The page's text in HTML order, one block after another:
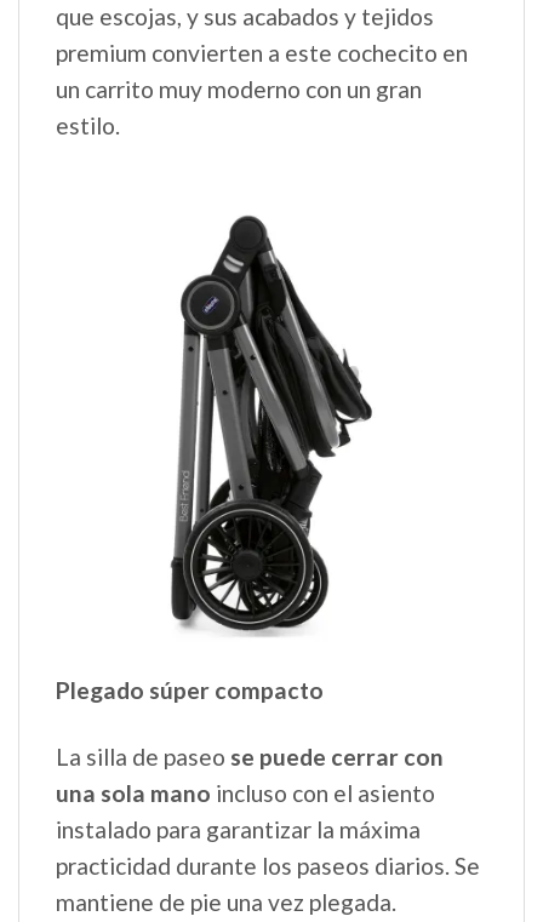
que escojas, y sus acabados y tejidos
premium convierten a este cochecito en
un carrito muy moderno con un gran
estilo.
Plegado súper compacto
La silla de paseo se puede cerrar con
una sola mano incluso con el asiento
instalado para garantizar la máxima
practicidad durante los paseos diarios. Se
mantiene de pie una vez plegada.